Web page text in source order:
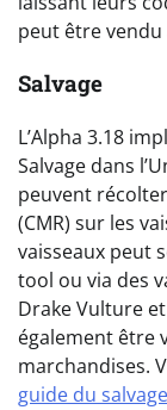
peut être
Salvage
L’Alpha 3.18
Salvage dans
peuvent
(CMR) sur les
vaisseaux peut
tool ou via des
Drake Vulture et
également être
marchandises.
guide du